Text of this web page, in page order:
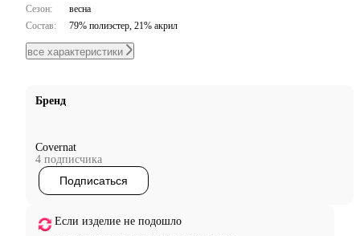
Сезон:
весна
Состав:
79% полиэстер, 21% акрил
все характеристики
Бренд
Covernat
4 подписчика
Подписаться
Если изделие не подошло